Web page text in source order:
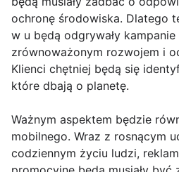
ochronę środowiska. Dlatego
w u będą odgrywały
zrównoważonym rozwojem i
Klienci chętniej będą się
które dbają o planetę.
Ważnym aspektem będzie
mobilnego. Wraz z rosnącym
codziennym życiu ludzi,